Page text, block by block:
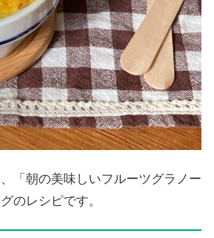
「朝の美味しいフルーツグラノー
のレシピです。